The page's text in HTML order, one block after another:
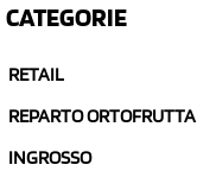
CATEGORIE
RETAIL
REPARTO ORTOFRUTTA
INGROSSO